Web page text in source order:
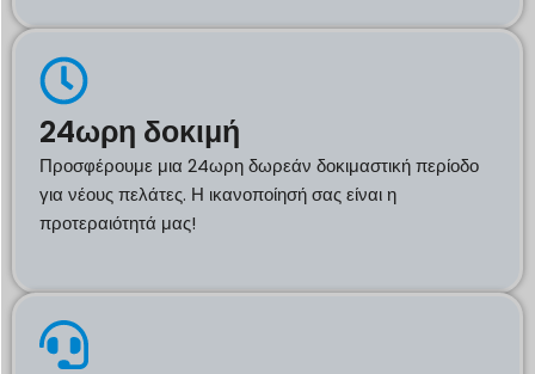
24ωρη δοκιμή
Προσφέρουμε μια 24ωρη δωρεάν δοκιμαστική περίοδο
για νέους πελάτες. Η ικανοποίησή σας είναι η
προτεραιότητά μας!